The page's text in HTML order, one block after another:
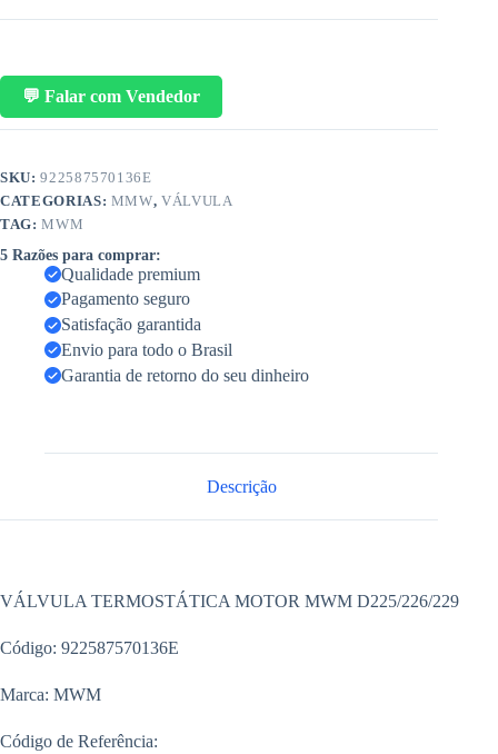
💬 Falar com Vendedor
SKU:922587570136E
CATEGORIAS: MMW,VÁLVULA
TAG:MWM
5 Razões para comprar:
Qualidade premium
Pagamento seguro
Satisfação garantida
Envio para todo o Brasil
Garantia de retorno do seu dinheiro
Descrição
VÁLVULA TERMOSTÁTICA MOTOR MWM D225/226/229
Código: 922587570136E
Marca: MWM
Código de Referência: